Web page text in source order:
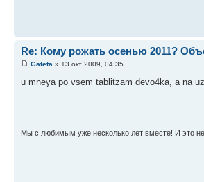
Re: Кому рожать осенью 2011?
Gateta » 13 окт 2009, 04:35
u mneya po vsem tablitzam devo4ka, a na
Мы с любимым уже несколько лет вместе! И это не